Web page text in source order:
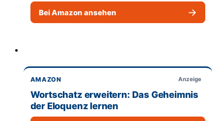
Bei Amazon ansehen →
AMAZON Anzeige
Wortschatz erweitern: Das Geheimnis
der Eloquenz lernen